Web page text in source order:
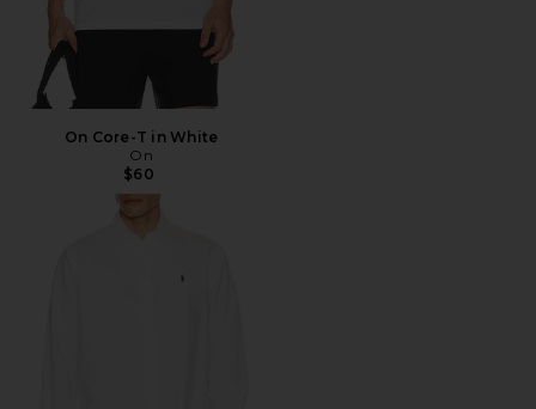
On Core-T in White
On
$60